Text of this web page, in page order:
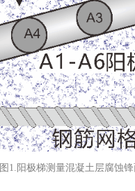
图1.阳极梯测量混凝土层腐蚀